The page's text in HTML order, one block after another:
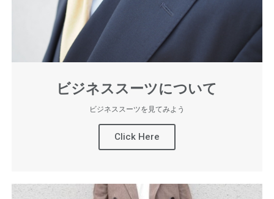
ビジネススーツについて
ビジネススーツを見てみよう
Click Here